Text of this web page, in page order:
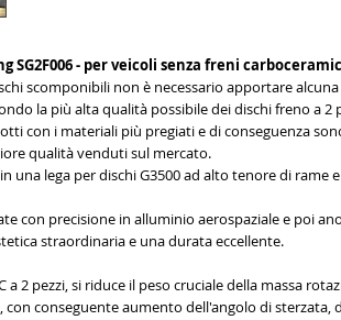
SG2F006 - per veicoli senza freni
scomponibili non è necessario apportare alcuna
la più alta qualità possibile dei dischi freno a 2
con i materiali più pregiati e di conseguenza
qualità venduti sul mercato.
una lega per dischi G3500 ad alto tenore di rame e
con precisione in alluminio aerospaziale e poi
straordinaria e una durata eccellente.
a 2 pezzi, si riduce il peso cruciale della massa
con conseguente aumento dell'angolo di sterzata,